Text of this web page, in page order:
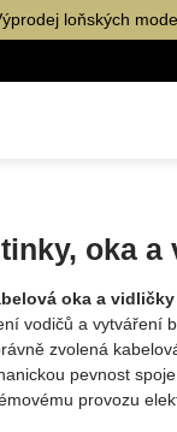
loňských
oka a
oka a vidličky
vodičů a vytváření
zvolená
pevnost
provozu